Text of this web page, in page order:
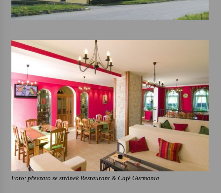
Foto: převzato ze stránek Restaurant & Café Gurmania